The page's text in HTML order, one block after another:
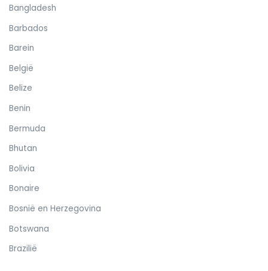
Bangladesh
Barbados
Barein
België
Belize
Benin
Bermuda
Bhutan
Bolivia
Bonaire
Bosnië en Herzegovina
Botswana
Brazilië